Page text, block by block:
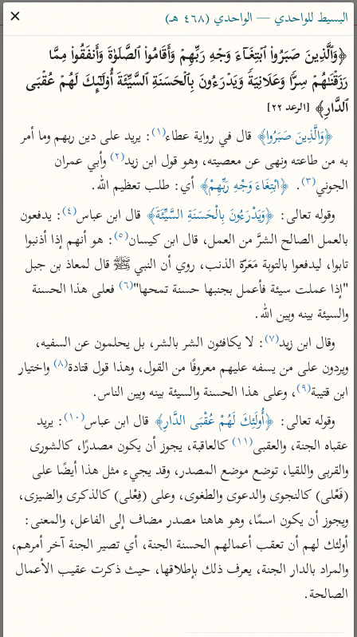
ساهم معنا في نشر القرآن والعلم الشرعي
الباحث القرآني
بحث تفسير علوم مصاحف معاجم
Type 2 or more characters for results.
Type 1 or more
characters for results.
أمّهات
تفسير الطبري
تفسير ابن كثير
تفسير القرطبي
تفسير البغوي
جمع الأقوال
تفسير ابن الجوزي
تفسير الماوردي
منتقاة
تفسير ابن القيم
تفسير ابن تيمية
عامّة
تفسير السمعاني
عامّة
فتح البيان للقنوجي
فتح القدير للشوكاني
تفسير ابن جزي
موسوعات
تفسير الآلوسي
تفسير الرازي
أخرى
أضواء البيان
نظم الدرر للبقاعي
لغة وبلاغة
التحرير والتنوير
معاصرة
الميسر
المختصر في
التفسير
تفسير السعدي
القرآن – تدبر وعمل
تفسير ابن عثيمين
مركَّزة العبارة
تفسير الجلالين
جامع البيان للإيجي
تفسير البيضاوي
تفسير النسفي
الوجيز للواحدي
البسيط للواحدي — الواحدي (٤٦٨ هـ)
✕
ٱلدَّارِ﴾ [الرعد ٢٢]
﴿وَالَّذِينَ صَبَرُوا﴾ قال في رواية عطاء(١)
: يريد على دين ربهم وما أمر
به من طاعته ونهى عن معصيته، وهو قول ابن زيد(٢)
الجوني(٣) . ﴿ابْتِغَاءَ وَجْهِ رَبِّهِمْ﴾ أي: طلب تعظيم الله.
وقوله تعالى: ﴿وَيَدْرَءُونَ بِالْحَسَنَةِ السَّيِّئَةَ﴾ قال ابن عباس(٤)
بالعمل الصالح الشرَّ من العمل، قال ابن كيسان(٥)
"إذا عملت سيئة فأعمل بجنبها حسنة تمحها"(٦)
والسيئة بينه وبين الله.
وقال ابن زيد(٧)
ويردون على من يسفه عليهم معروفًا من القول، وهذا قول قتادة(٨)
واختيار
ابن قتيبة(٩) ، وعلى هذا الحسنة والسيئة بينه وبين الناس.
وقوله تعالى: ﴿أُولَئِكَ لَهُمْ عُقْبَى الدَّارِ﴾ قال ابن عباس(١٠)
عقباه الجنة، والعقبى(١١)
الصالحة.